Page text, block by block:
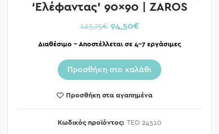
‘Ελέφαντας’ 90×90 | ZAROS
123,75€ 94,50€
Διαθέσιμο – Αποστέλλεται σε 4-7 εργάσιμες
Προσθήκη στο καλάθι
Προσθήκη στα αγαπημένα
Κωδικός προϊόντος: TEO 24510